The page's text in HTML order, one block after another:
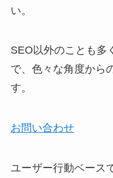
い。
SEO以外のことも多
で、色々な角度から
す。
お問い合わせ
ユーザー行動ベース